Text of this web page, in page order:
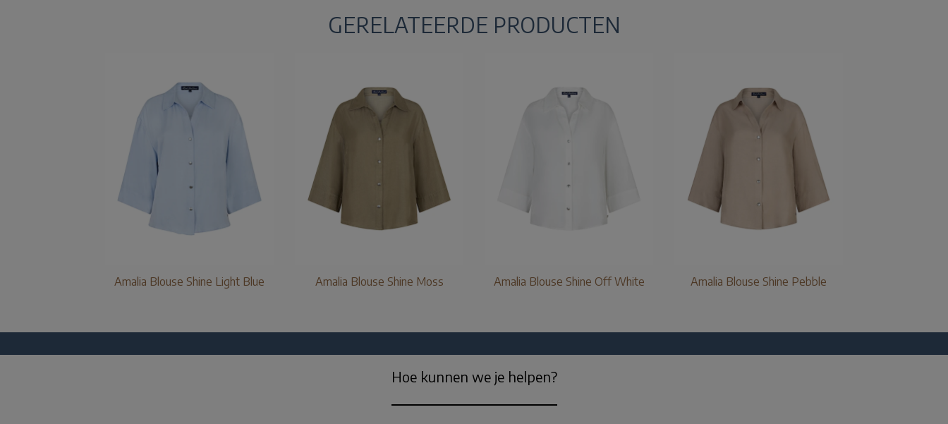
GERELATEERDE PRODUCTEN
Amalia Blouse Shine Light Blue Amalia Blouse Shine Moss Amalia Blouse Shine Off White Amalia Blouse Shine Pebble
Hoe kunnen we je helpen?